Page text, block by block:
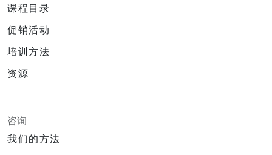
课程目录
促销活动
培训方法
资源
咨询
我们的方法